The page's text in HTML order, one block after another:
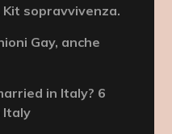
sopravvivenza.
Gay, anche
in Italy? 6
Italy